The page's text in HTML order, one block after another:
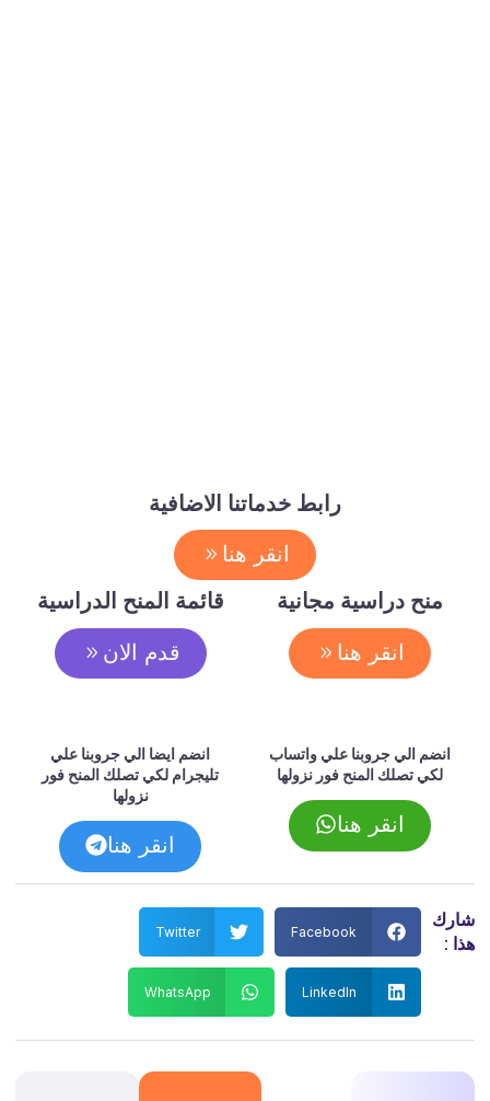
رابط خدماتنا الاضافية
انقر هنا
منح دراسية مجانية
انقر هنا
قائمة المنح الدراسية
قدم الان
انضم الي جروبنا علي واتساب
لكي تصلك المنح فور نزولها
انقر هنا
انضم ايضا الي جروبنا علي
تليجرام لكي تصلك المنح فور
نزولها
انقر هنا
شارك
هذا :
Facebook
Twitter
LinkedIn
WhatsApp